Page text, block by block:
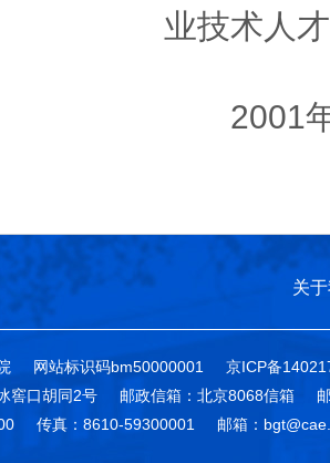
业技术人
2001年
关
网站标识码bm50000001
京ICP备
窖口胡同2号
邮政信箱：北京8068信箱
传真：8610-59300001 邮箱：